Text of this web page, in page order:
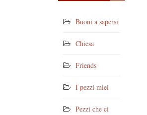
Buoni a sapersi
Chiesa
Friends
I pezzi miei
Pezzi che ci